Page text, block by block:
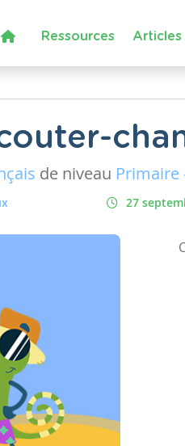
Ressources Articles
de niveau Primaire
27